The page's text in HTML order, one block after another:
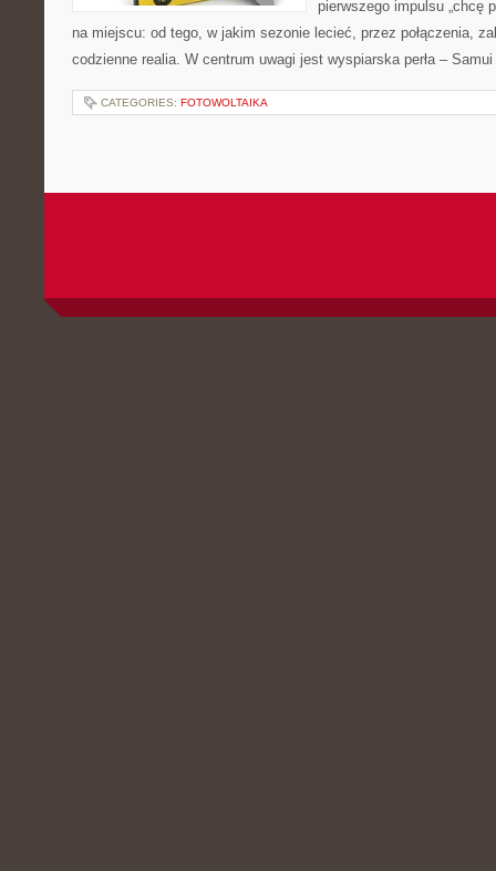
pierwszego impulsu „chcę
na miejscu: od tego, w jakim sezonie lecieć, przez połączenia,
codzienne realia. W centrum uwagi jest wyspiarska perła –
CATEGORIES: FOTOWOLTAIKA